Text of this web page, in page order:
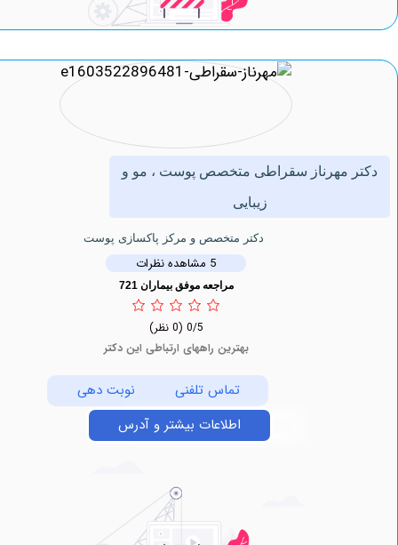
مهرناز سقراطی متخصص پوست ، مو و
دکتر متخصص و مرکز پاکسازی پوست
مراجعه موفق بیماران 721
بهترین راههای ارتباطی این دکتر
تماس تلفنی
نوبت دهی
اطلاعات بیشتر و آدرس